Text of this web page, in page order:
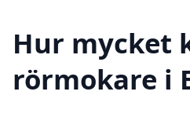
Hur mycket
rörmokare i